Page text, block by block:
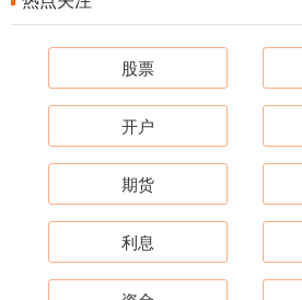
股票
开户
期货
利息